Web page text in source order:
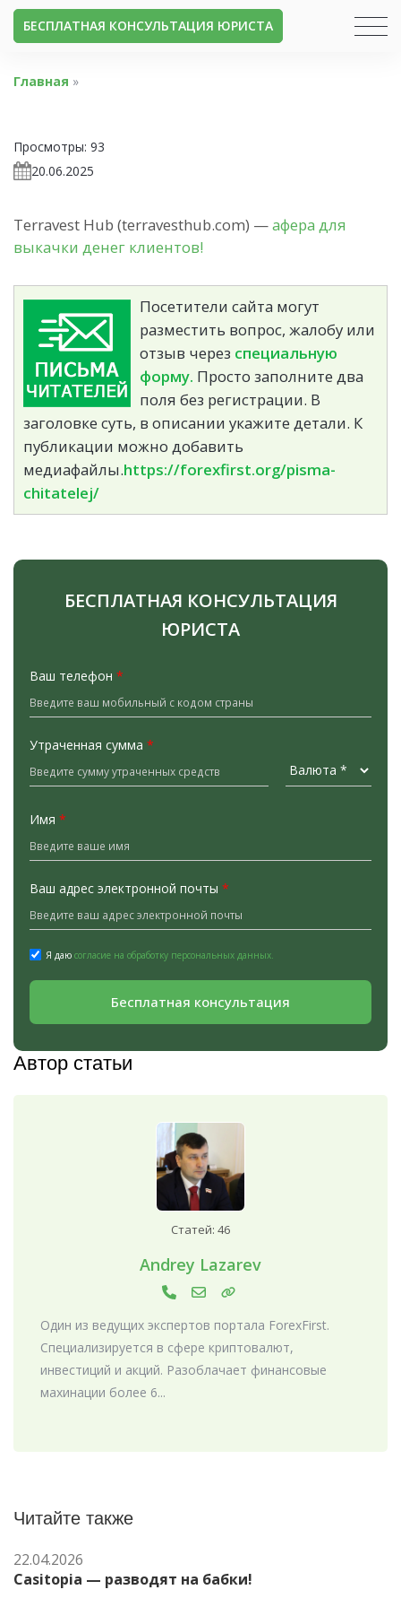
БЕСПЛАТНАЯ КОНСУЛЬТАЦИЯ ЮРИСТА
Главная »
Просмотры: 93
20.06.2025
Terravest Hub (terravesthub.com) —афера для
выкачки денег клиентов!
Посетители сайта могут
разместить вопрос, жалобу или
отзыв через специальную
форму. Просто заполните два
поля без регистрации. В
заголовке суть, в описании укажите детали. К
публикации можно добавить
медиафайлы.https://forexfirst.org/pisma-
chitatelej/
БЕСПЛАТНАЯ КОНСУЛЬТАЦИЯ
ЮРИСТА
Ваш телефон *
Утраченная сумма *
Имя *
Ваш адрес электронной почты *
Я даю согласие на обработку персональных данных.
Бесплатная консультация
Автор статьи
Статей: 46
Andrey Lazarev
Один из ведущих экспертов портала ForexFirst.
Специализируется в сфере криптовалют,
инвестиций и акций. Разоблачает финансовые
махинации более 6...
Читайте также
22.04.2026
Casitopia — разводят на бабки!